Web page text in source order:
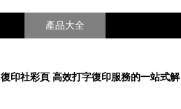
產品大全
復印社彩頁 高效打字復印服務的一站式解